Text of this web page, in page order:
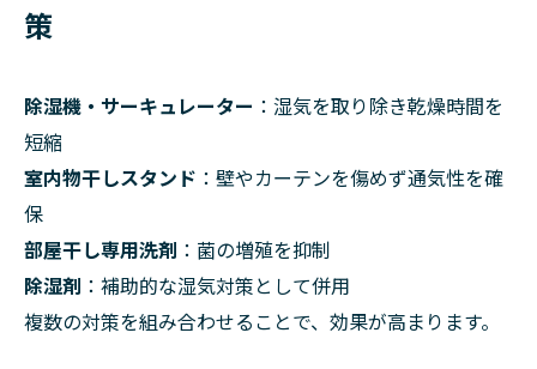
策
除湿機・サーキュレーター ：湿気を取り除き乾燥時間を
短縮
室内物干しスタンド ：壁やカーテンを傷めず通気性を確
保
部屋干し専用洗剤 ：菌の増殖を抑制
除湿剤 ：補助的な湿気対策として併用
複数の対策を組み合わせることで、効果が高まります。